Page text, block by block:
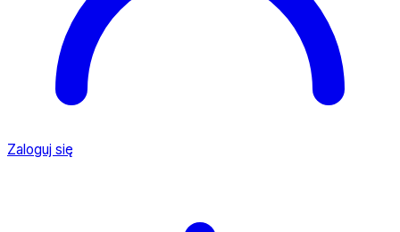
Zaloguj się